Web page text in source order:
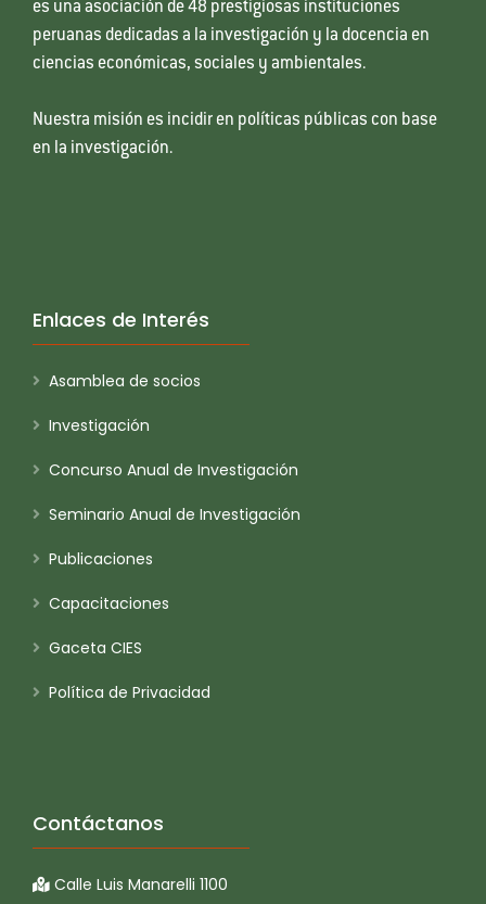
es una asociación de 48 prestigiosas instituciones
peruanas dedicadas a la investigación y la docencia en
ciencias económicas, sociales y ambientales.
Nuestra misión es incidir en políticas públicas con base
en la investigación.
Enlaces de Interés
Asamblea de socios
Investigación
Concurso Anual de Investigación
Seminario Anual de Investigación
Publicaciones
Capacitaciones
Gaceta CIES
Política de Privacidad
Contáctanos
Calle Luis Manarelli 1100